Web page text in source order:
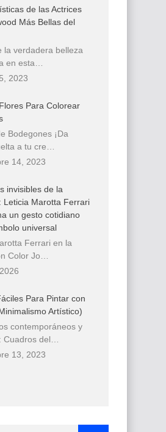
de las Actrices
Más Bellas del
la verdadera belleza
en esta…
2023
Para Colorear
Bodegones ¡Da
a tu cre…
14, 2023
invisibles de la
Leticia Marotta Ferrari
un gesto cotidiano
universal
Ferrari en la
Color Jo…
Para Pintar con
Artístico)
contemporáneos y
Cuadros del…
13, 2023